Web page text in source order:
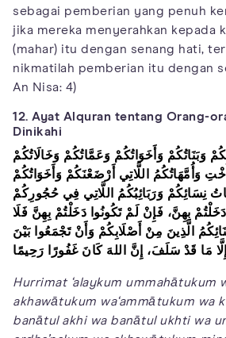
sebagai pemberian yang penuh
jika mereka menyerahkan kepada
(mahar) itu dengan senang hati,
nikmatilah pemberian itu dengan
An Nisa: 4)
12. Ayat Alquran tentang Orang-
Dinikahi
وَبَنَاتُكُمْ وَأَخَوَاتُكُمْ وَعَمَّاتُكُمْ وَخَالَاتُكُمْ
وَأُمَّهَاتُكُمُ اللَّاتِي أَرْضَعْنَكُمْ وَأَخَوَاتُكُمْ
نِسَائِكُمْ وَرَبَائِبُكُمُ اللَّاتِي فِي حُجُورِكُمْ
بِهِنَّ، فَإِنْ لَمْ تَكُونُوا دَخَلْتُمْ بِهِنَّ فَلَا
الَّذِينَ مِنْ أَصْلَابِكُمْ وَأَنْ تَجْمَعُوا بَيْنَ
إِلَّا مَا قَدْ سَلَفَ، إِنَّ اللهَ كَانَ غَفُورًا رَحِيمًا
Hurrimat ‘alaykum ummahātukum
akhawātukum wa‘ammātukum wa
banātul akhi wa banātul ukhti wa